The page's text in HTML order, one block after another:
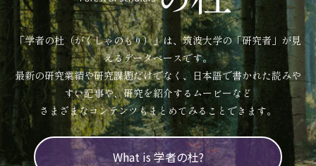
「学者の杜（がくしゃのもり）」は、筑波大学の「研究者」が見
えるデータベースです。
最新の研究業績や研究課題だけでなく、日本語で書かれた読みや
すい記事や、研究を紹介するムービーなど
さまざまなコンテンツもまとめてみることできます。
What is 学者の杜?